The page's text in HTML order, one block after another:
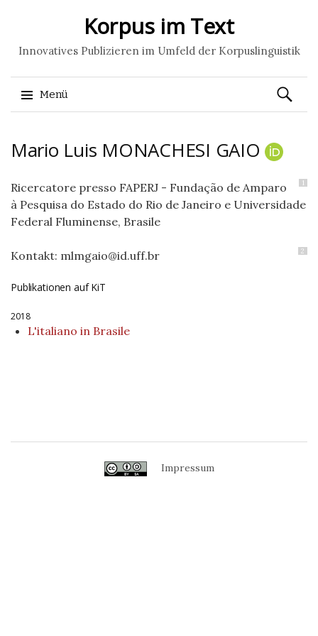
Korpus im Text
Innovatives Publizieren im Umfeld der Korpuslinguistik
Menü
zum
Suchen
nach:
Mario Luis MONACHESI GAIO
1
Ricercatore presso FAPERJ - Fundação de Amparo
à Pesquisa do Estado do Rio de Janeiro e Universidade
Federal Fluminense, Brasile
2
Kontakt: mlmgaio@id.uff.br
Publikationen auf KiT
2018
L'italiano in Brasile
Impressum